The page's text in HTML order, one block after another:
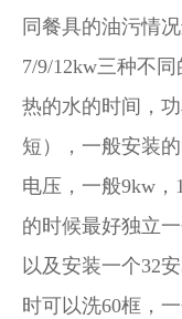
同餐具的油污情
7/9/12kw三种不
热的水的时间，
短），一般安装
电压，一般9kw，
的时候最好独立
以及安装一个32
时可以洗60框，